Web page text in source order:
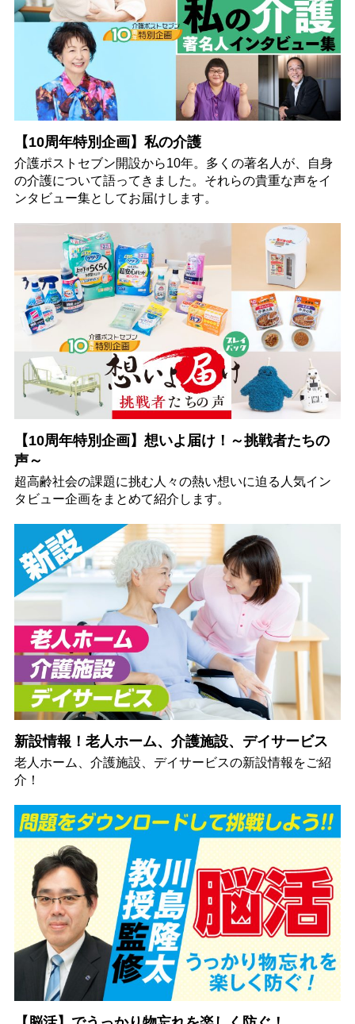
【10周年特別企画】私の介護
介護ポストセブン開設から10年。多くの著名人が、自身
の介護について語ってきました。それらの貴重な声をイ
ンタビュー集としてお届けします。
【10周年特別企画】想いよ届け！～挑戦者たちの
声～
超高齢社会の課題に挑む人々の熱い想いに迫る人気イン
タビュー企画をまとめて紹介します。
新設情報！老人ホーム、介護施設、デイサービス
老人ホーム、介護施設、デイサービスの新設情報をご紹
介！